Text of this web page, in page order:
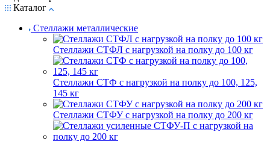
Каталог
Стеллажи металлические
Стеллажи СТФЛ с нагрузкой на полку до 100 кг
Стеллажи СТФ с нагрузкой на полку до 100, 125,
145 кг
Стеллажи СТФУ с нагрузкой на полку до 200 кг